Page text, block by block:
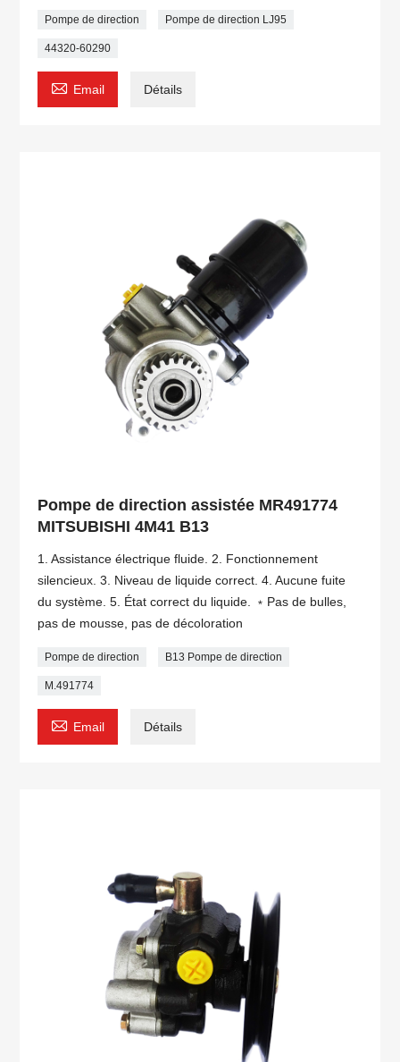
Pompe de direction Pompe de direction LJ95
44320-60290
 Email Détails
Pompe de direction assistée MR491774
MITSUBISHI 4M41 B13
1. Assistance électrique fluide. 2. Fonctionnement
silencieux. 3. Niveau de liquide correct. 4. Aucune fuite
du système. 5. État correct du liquide. ﹡Pas de bulles,
pas de mousse, pas de décoloration
Pompe de direction B13 Pompe de direction
M.491774
 Email Détails